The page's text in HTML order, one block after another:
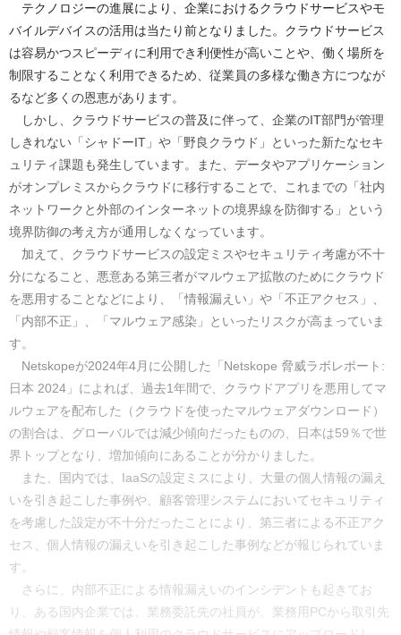
テクノロジーの進展により、企業におけるクラウドサービスやモ
バイルデバイスの活用は当たり前となりました。クラウドサービス
は容易かつスピーディに利用でき利便性が高いことや、働く場所を
制限することなく利用できるため、従業員の多様な働き方につなが
るなど多くの恩恵があります。
しかし、クラウドサービスの普及に伴って、企業のIT部門が管理
しきれない「シャドーIT」や「野良クラウド」といった新たなセキ
ュリティ課題も発生しています。また、データやアプリケーション
がオンプレミスからクラウドに移行することで、これまでの「社内
ネットワークと外部のインターネットの境界線を防御する」という
境界防御の考え方が通用しなくなっています。
加えて、クラウドサービスの設定ミスやセキュリティ考慮が不十
分になること、悪意ある第三者がマルウェア拡散のためにクラウド
を悪用することなどにより、「情報漏えい」や「不正アクセス」、
「内部不正」、「マルウェア感染」といったリスクが高まっていま
す。
Netskopeが2024年4月に公開した「Netskope 脅威ラボレポート:
日本 2024」によれば、過去1年間で、クラウドアプリを悪用してマ
ルウェアを配布した（クラウドを使ったマルウェアダウンロード）
の割合は、グローバルでは減少傾向だったものの、日本は59％で世
界トップとなり、増加傾向にあることが分かりました。
また、国内では、IaaSの設定ミスにより、大量の個人情報の漏え
いを引き起こした事例や、顧客管理システムにおいてセキュリティ
を考慮した設定が不十分だったことにより、第三者による不正アク
セス、個人情報の漏えいを引き起こした事例などが報じられていま
す。
さらに、内部不正による情報漏えいのインシデントも起きてお
り、ある国内企業では、業務委託先の社員が、業務用PCから取引先